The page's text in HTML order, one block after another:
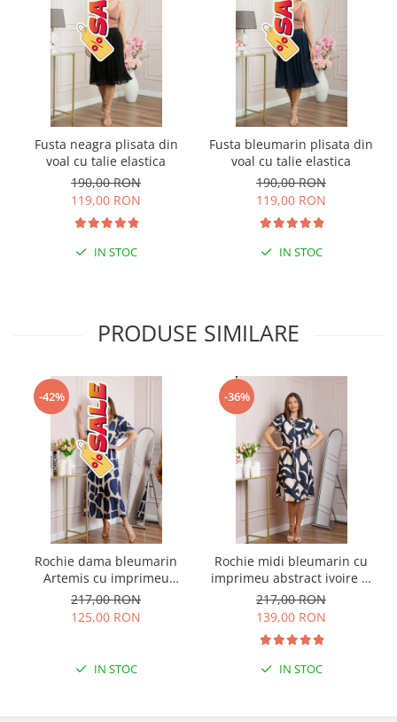
Fusta neagra plisata din
voal cu talie elastica
190,00 RON
119,00 RON
IN STOC
Fusta bleumarin plisata din
voal cu talie elastica
190,00 RON
119,00 RON
IN STOC
PRODUSE SIMILARE
-42%
Rochie dama bleumarin
Artemis cu imprimeu
abstract si cordon in talie
217,00 RON
125,00 RON
IN STOC
-36%
Rochie midi bleumarin cu
imprimeu abstract ivoire si
snur la decolteu Shelby
217,00 RON
139,00 RON
IN STOC